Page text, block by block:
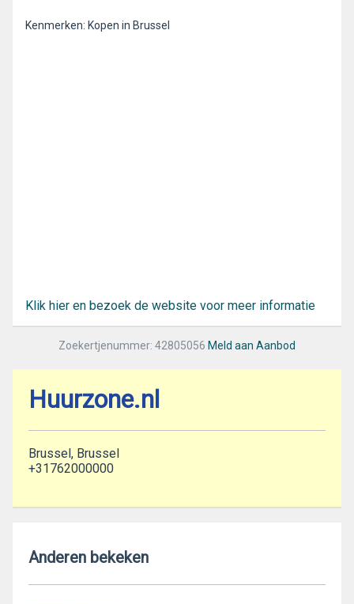
Kenmerken: Kopen in Brussel
Klik hier en bezoek de website voor meer informatie
Zoekertjenummer: 42805056 Meld aan Aanbod
Huurzone.nl
Brussel, Brussel
+31762000000
Anderen bekeken